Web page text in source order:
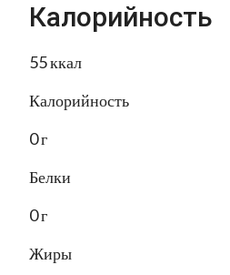
Калорийность
55 ккал
Калорийность
0 г
Белки
0 г
Жиры